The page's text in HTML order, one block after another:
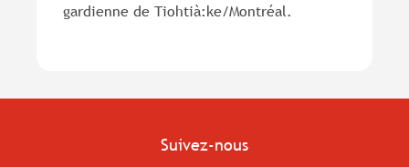
gardienne de Tiohtià:ke/Montréal.
Suivez-nous